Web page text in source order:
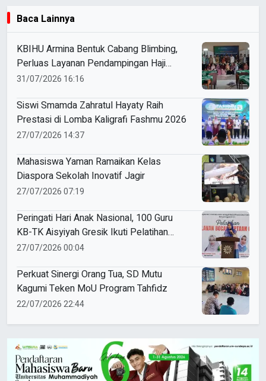
Baca Lainnya
KBIHU Armina Bentuk Cabang Blimbing,
Perluas Layanan Pendampingan Haji
Muhammadiyah Sukoharjo
31/07/2026 16:16
Siswi Smamda Zahratul Hayaty Raih
Prestasi di Lomba Kaligrafi Fashmu 2026
27/07/2026 14:37
Mahasiswa Yaman Ramaikan Kelas
Diaspora Sekolah Inovatif Jagir
27/07/2026 07:19
Peringati Hari Anak Nasional, 100 Guru
KB-TK Aisyiyah Gresik Ikuti Pelatihan
Cipta Dolanan Bocah
27/07/2026 00:04
Perkuat Sinergi Orang Tua, SD Mutu
Kagumi Teken MoU Program Tahfidz
22/07/2026 22:44